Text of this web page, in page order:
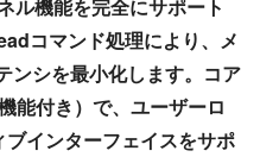
ル機能を完全にサポート
コマンド処理により、メ
ンシを最小化します。コア
能付き）で、ユーザーロ
インターフェイスをサポ